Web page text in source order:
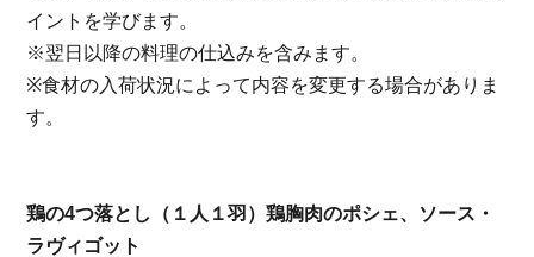
イントを学びます。
※翌日以降の料理の仕込みを含みます。
※食材の入荷状況によって内容を変更する場合がありま
す。
鶏の4つ落とし（１人１羽）鶏胸肉のポシェ、ソース・
ラヴィゴット